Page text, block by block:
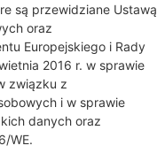
są przewidziane Ustawą
oraz
Europejskiego i Rady
2016 r. w sprawie
związku z
i w sprawie
danych oraz
WE.